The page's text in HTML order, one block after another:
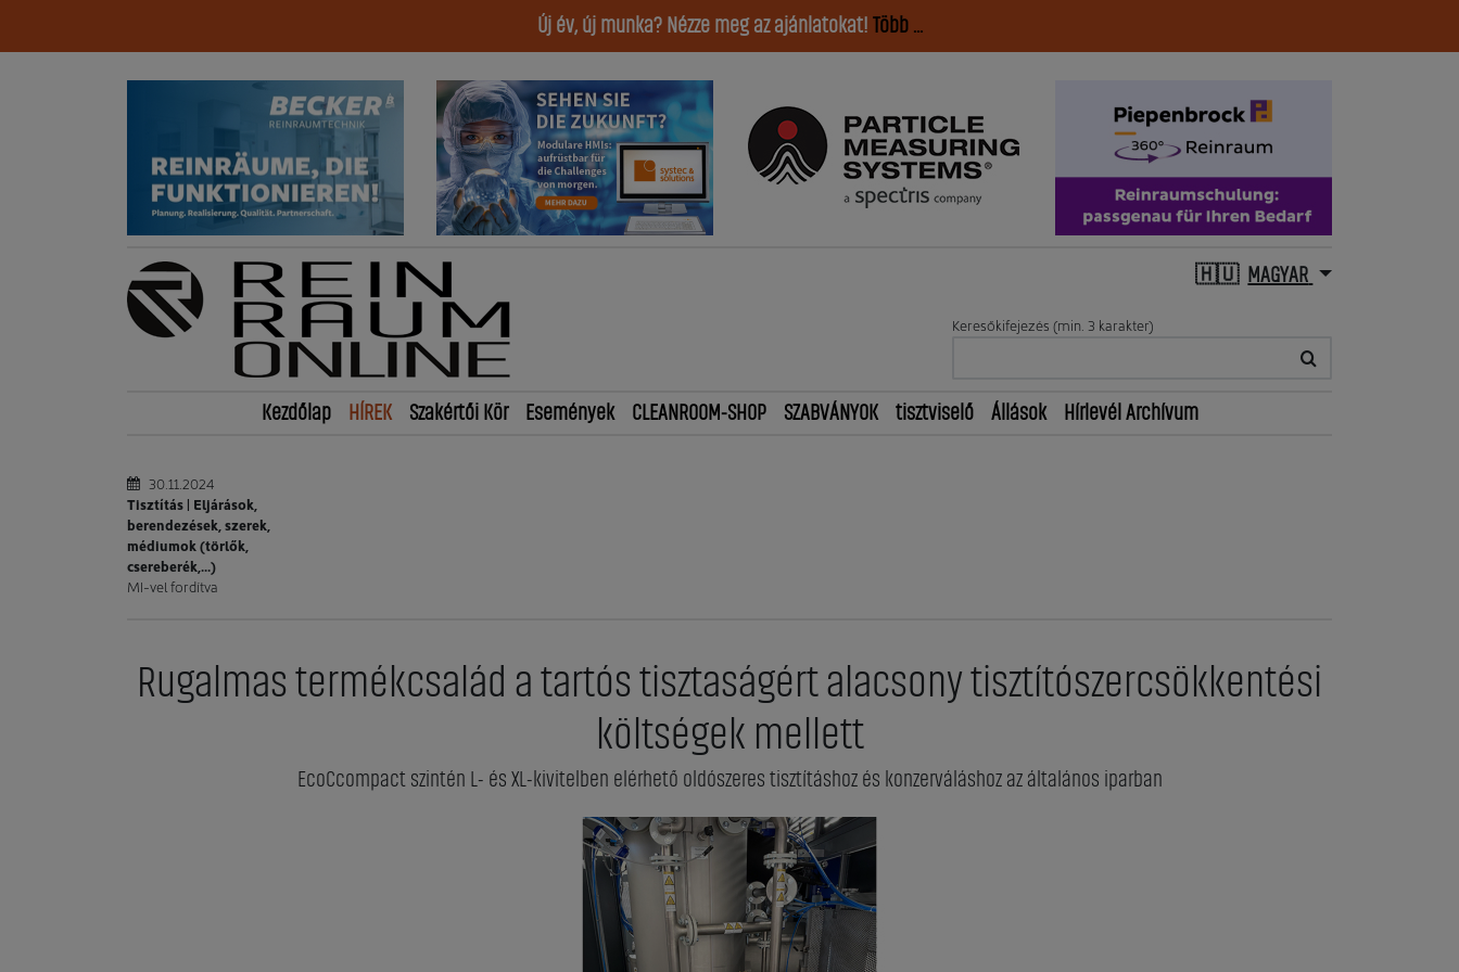
Új év, új munka? Nézze meg az ajánlatokat! Több ...
MAGYAR
Keresőkifejezés (min. 3 karakter)
Kezdőlap HÍREK Szakértői Kör Események CLEANROOM-SHOP SZABVÁNYOK tisztviselő Állások Hírlevél Archívum
30.11.2024
Tisztítás | Eljárások,
berendezések, szerek,
médiumok (törlők,
csereberék,...)
MI-vel fordítva
Rugalmas termékcsalád a tartós tisztaságért alacsony tisztítószercsökkentési
költségek mellett
EcoCcompact szintén L- és XL-kivitelben elérhető oldószeres tisztításhoz és konzerváláshoz az általános iparban